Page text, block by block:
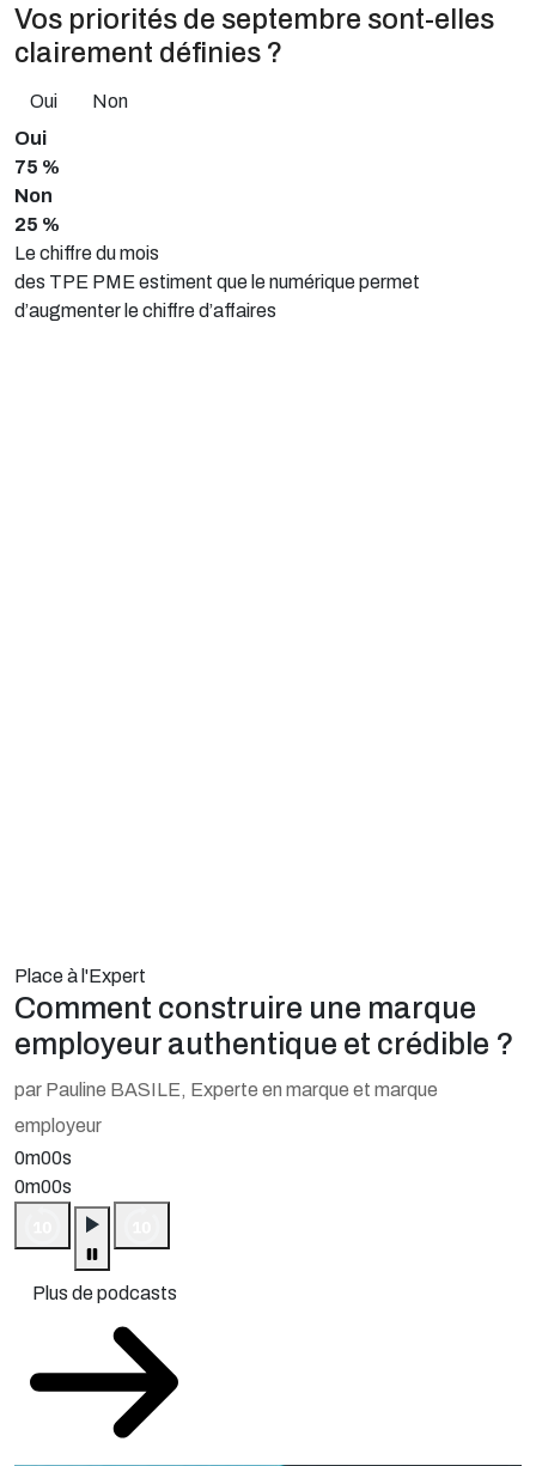
Vos priorités de septembre sont-elles
clairement définies ?
Oui
Non
Oui
75 %
Non
25 %
Le chiffre du mois
des TPE PME estiment que le numérique permet
d’augmenter le chiffre d’affaires
Place à l'Expert
Comment construire une marque
employeur authentique et crédible ?
par Pauline BASILE, Experte en marque et marque
employeur
0m00s
0m00s
Plus de podcasts